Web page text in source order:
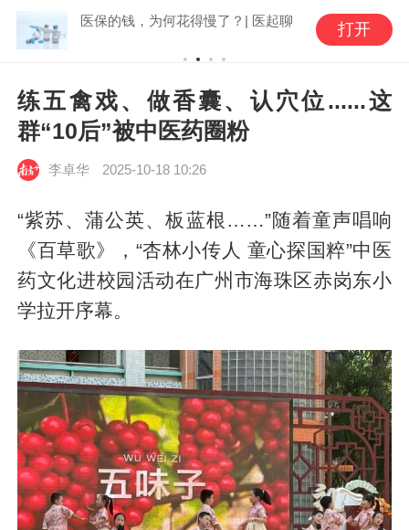
医保的钱，为何花得慢了？| 医起聊 打开
练五禽戏、做香囊、认穴位......这
群“10后”被中医药圈粉
李卓华 2025-10-18 10:26
“紫苏、蒲公英、板蓝根……”随着童声唱响
《百草歌》，“杏林小传人 童心探国粹”中医
药文化进校园活动在广州市海珠区赤岗东小
学拉开序幕。